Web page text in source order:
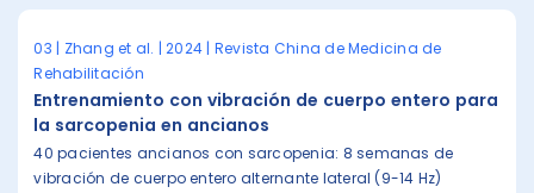
03 | Zhang et al. | 2024 | Revista China de Medicina de
Rehabilitación
Entrenamiento con vibración de cuerpo entero para
la sarcopenia en ancianos
40 pacientes ancianos con sarcopenia: 8 semanas de
vibración de cuerpo entero alternante lateral (9-14 Hz)